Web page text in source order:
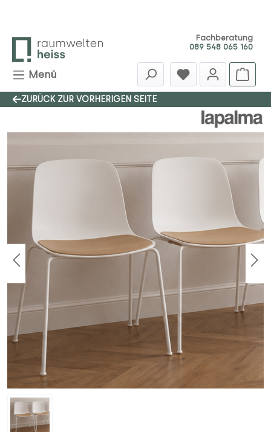
Fachberatung
089 548 065 160
Menü
ZURÜCK ZUR VORHERIGEN SEITE